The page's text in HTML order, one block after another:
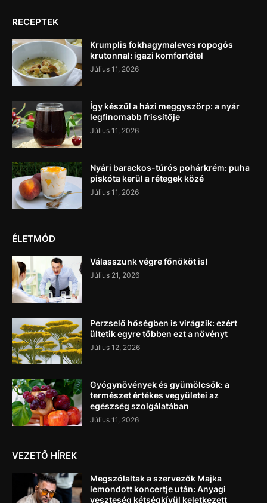
RECEPTEK
Krumplis fokhagymaleves ropogós
krutonnal: igazi komfortétel
Július 11, 2026
Így készül a házi meggyszörp: a nyár
legfinomabb frissítője
Július 11, 2026
Nyári barackos-túrós pohárkrém: puha
piskóta kerül a rétegek közé
Július 11, 2026
ÉLETMÓD
Válasszunk végre főnököt is!
Július 21, 2026
Perzselő hőségben is virágzik: ezért
ültetik egyre többen ezt a növényt
Július 12, 2026
Gyógynövények és gyümölcsök: a
természet értékes vegyületei az
egészség szolgálatában
Július 11, 2026
VEZETŐ HÍREK
Megszólaltak a szervezők Majka
lemondott koncertje után: Anyagi
veszteség kétségkívül keletkezett